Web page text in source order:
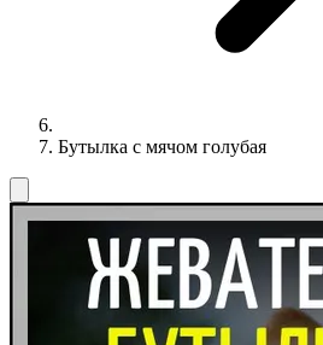
Бутылка с мячом голубая